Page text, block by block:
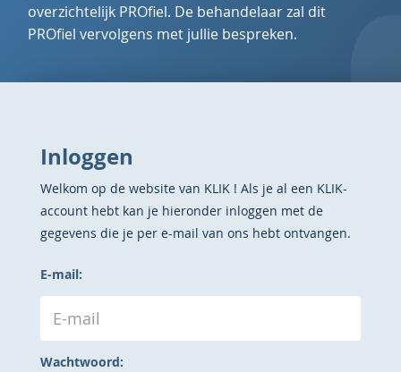
overzichtelijk PROfiel. De behandelaar zal dit
PROfiel vervolgens met jullie bespreken.
Inloggen
Welkom op de website van KLIK ! Als je al een KLIK-
account hebt kan je hieronder inloggen met de
gegevens die je per e-mail van ons hebt ontvangen.
E-mail:
Wachtwoord: